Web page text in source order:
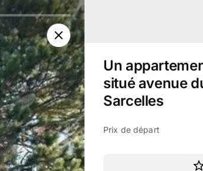
Un
situé avenue
Sarcelles
Prix de départ